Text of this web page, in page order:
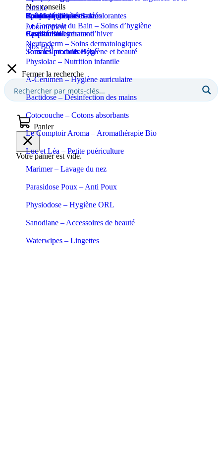
Coupe-ongles et ciseaux
Apaisant et hydratant
Sommeil et confort
Puériculture
Certifié Bio
Tous les produits Bébé
Confort et bien-être
Respiration et maux d’hiver
Tous les produits Santé
Epilation et crèmes décolorantes
Soins spécifiques
Soins solaires
Eaux de toilette
Tous les produits Hygiène et beauté
famille
Le Comptoir du Bain – Soins d’hygiène
Neutraderm – Soins dermatologiques
Physiolac – Nutrition infantile
A-Cerumen – Hygiène auriculaire
Bactidose – Désinfection des mains
Cotocouche – Cotons absorbants
Le Comptoir Aroma – Aromathérapie Bio
Luc et Léa – Petite puériculture
Marimer – Lavage du nez
Parasidose Poux – Anti Poux
Physiodose – Hygiène ORL
Sanodiane – Accessoires de beauté
Waterwipes – Lingettes
Nos conseils
Abonnement
Nos Box
Fermer la recherche
Panier
Votre panier est vide.